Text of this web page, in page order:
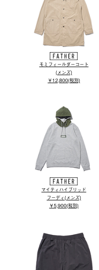
モミフィールダーコート
(メンズ)
￥12,800(税別)
マイティハイブリッド
フーディ(メンズ)
￥5,900(税別)